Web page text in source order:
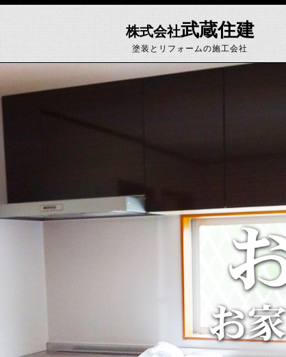
塗装とリフォームの施工会社
株式会社武蔵住建